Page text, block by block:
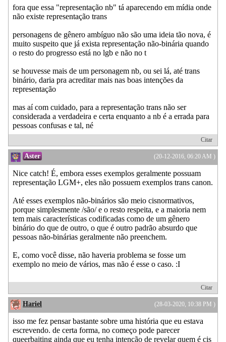
fora que essa "representação nb" tá aparecendo em mídia onde
não existe representação trans
personagens de gênero ambíguo não são uma ideia tão nova, é
muito suspeito que já exista representação não-binária quando
o resto do progresso está no lgb e não no t
se houvesse mais de um personagem nb, ou sei lá, até trans
binário, daria pra acreditar mais nas boas intenções da
representação
mas aí com cuidado, para a representação trans não ser
considerada a verdadeira e certa enquanto a nb é a errada para
pessoas confusas e tal, né
Citar
(20-12-2016, 06:20 AM )
Aster
Nice catch! É, embora esses exemplos geralmente possuam
representação LGM+, eles não possuem exemplos trans canon.
Até esses exemplos não-binários são meio cisnormativos,
porque simplesmente /são/ e o resto respeita, e a maioria nem
tem mais características codificadas como de um gênero
binário do que de outro, o que é outro padrão absurdo que
pessoas não-binárias geralmente não preenchem.
E, como você disse, não haveria problema se fosse um
exemplo no meio de vários, mas não é esse o caso. :I
Citar
(28-03-2020, 10:38 PM )
Hariel
isso me fez pensar bastante sobre uma história que eu estava
escrevendo. de certa forma, no começo pode parecer
queerbaiting ainda que eu tenha intenção de revelar quem é cis